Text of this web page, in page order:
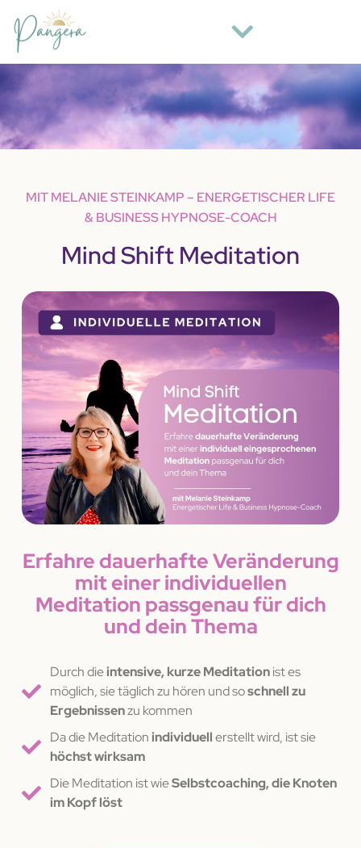
MIT MELANIE STEINKAMP – ENERGETISCHER LIFE
& BUSINESS HYPNOSE-COACH
Mind Shift Meditation
Erfahre dauerhafte Veränderung
mit einer individuellen
Meditation passgenau für dich
und dein Thema
Durch dieintensive, kurze Meditationist es
möglich, sie täglich zu hören und soschnell zu
Ergebnissenzu kommen
Da die Meditationindividuellerstellt wird, ist sie
höchst wirksam
Die Meditation ist wieSelbstcoaching, die Knoten
im Kopf löst